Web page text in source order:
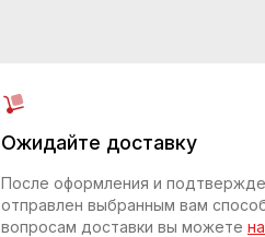
Ожидайте доставку
После оформления и
отправлен выбранным вам
вопросам доставки вы можете